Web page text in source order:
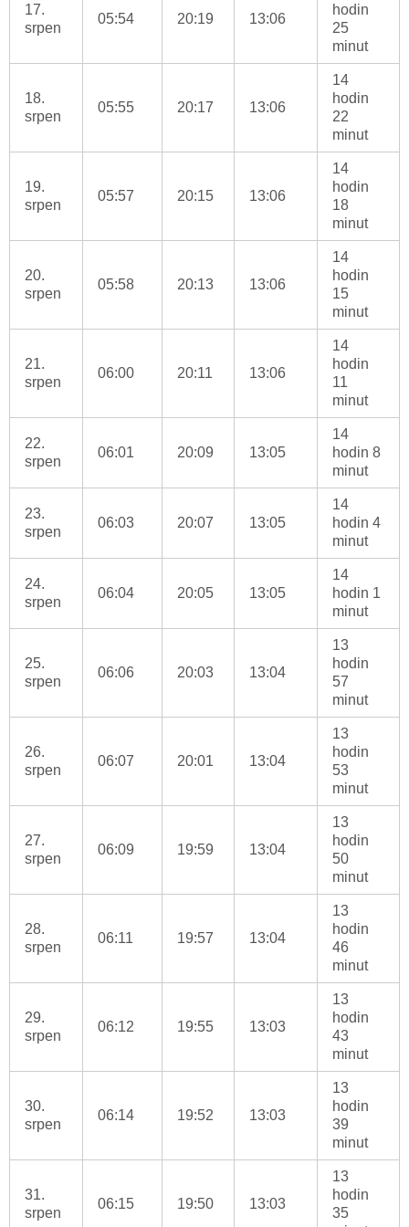
17.
srpen
05:54 20:19 13:06
hodin
25
minut
18.
srpen
05:55 20:17 13:06
14
hodin
22
minut
19.
srpen
05:57 20:15 13:06
14
hodin
18
minut
20.
srpen
05:58 20:13 13:06
14
hodin
15
minut
21.
srpen
06:00 20:11 13:06
14
hodin
11
minut
22.
srpen
06:01 20:09 13:05
14
hodin 8
minut
23.
srpen
06:03 20:07 13:05
14
hodin 4
minut
24.
srpen
06:04 20:05 13:05
14
hodin 1
minut
25.
srpen
06:06 20:03 13:04
13
hodin
57
minut
26.
srpen
06:07 20:01 13:04
13
hodin
53
minut
27.
srpen
06:09 19:59 13:04
13
hodin
50
minut
28.
srpen
06:11 19:57 13:04
13
hodin
46
minut
29.
srpen
06:12 19:55 13:03
13
hodin
43
minut
30.
srpen
06:14 19:52 13:03
13
hodin
39
minut
31.
srpen
06:15 19:50 13:03
13
hodin
35